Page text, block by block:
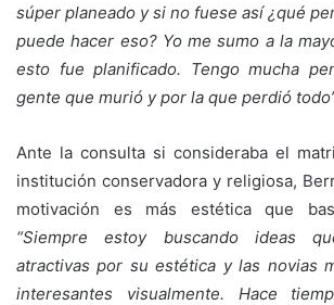
súper planeado y si no fuese así ¿qué
puede hacer eso? Yo me sumo a la
esto fue planificado. Tengo mucha
gente que murió y por la que perdió todo
Ante la consulta si consideraba el
institución conservadora y religiosa,
motivación es más estética que
“Siempre estoy buscando ideas
atractivas por su estética y las novias
interesantes visualmente. Hace